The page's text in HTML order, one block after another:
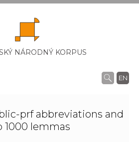
NÁRODNÝ KORPUS
EN
prf abbreviations and
1000 lemmas